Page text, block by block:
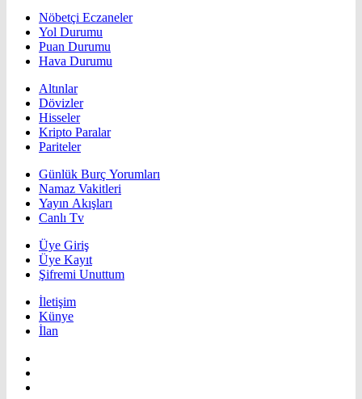
Nöbetçi Eczaneler
Yol Durumu
Puan Durumu
Hava Durumu
Altınlar
Dövizler
Hisseler
Kripto Paralar
Pariteler
Günlük Burç Yorumları
Namaz Vakitleri
Yayın Akışları
Canlı Tv
Üye Giriş
Üye Kayıt
Şifremi Unuttum
İletişim
Künye
İlan